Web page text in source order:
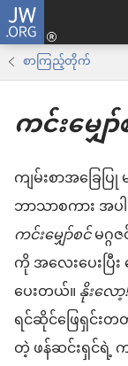
JW.ORG
စာကြည့်တိုက်
ကင်းမျှေ
ကျမ်းစာအခြေပ
ဘာသာစကား အပ
ကင်းမျှော်စင်မဂ္ဂ
ကို အလေးပေးပ
ပေးတယ်။နိုးလော့!
ရင်ဆိုင်ဖြေရှင်းတ
တဲ့ ဖန်ဆင်းရှင်